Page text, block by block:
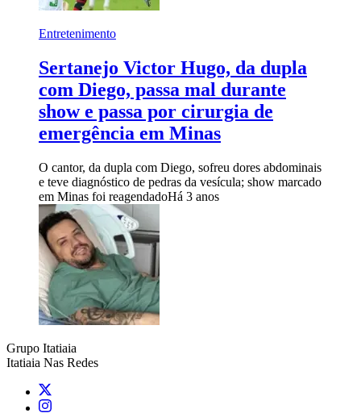
Entretenimento
Sertanejo Victor Hugo, da dupla
com Diego, passa mal durante
show e passa por cirurgia de
emergência em Minas
O cantor, da dupla com Diego, sofreu dores abdominais
e teve diagnóstico de pedras da vesícula; show marcado
em Minas foi reagendadoHá 3 anos
Grupo Itatiaia
Itatiaia Nas Redes